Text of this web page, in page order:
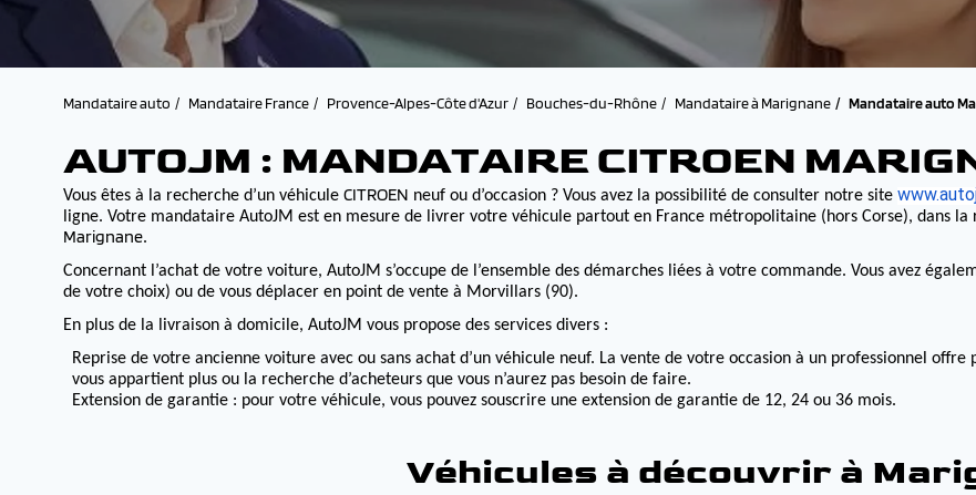
Mandataire auto Mandataire France Provence-Alpes-Côte d'Azur Bouches-du-Rhône Mandataire à Marignane Mandataire auto
AUTOJM : MANDATAIRE CITROEN
Vous êtes à la recherche d’un véhicule CITROEN neuf ou d’occasion ? Vous avez la possibilité de consulter notre site
ligne. Votre mandataire AutoJM est en mesure de livrer votre véhicule partout en France métropolitaine (hors Corse), dans la
Marignane.
Concernant l’achat de votre voiture, AutoJM s’occupe de l’ensemble des démarches liées à votre commande. Vous avez
de votre choix) ou de vous déplacer en point de vente à Morvillars (90).
En plus de la livraison à domicile, AutoJM vous propose des services divers :
Reprise de votre ancienne voiture avec ou sans achat d’un véhicule neuf. La vente de votre occasion à un professionnel
vous appartient plus ou la recherche d’acheteurs que vous n’aurez pas besoin de faire.
Extension de garantie : pour votre véhicule, vous pouvez souscrire une extension de garantie de 12, 24 ou 36 mois.
Véhicules à découvrir à